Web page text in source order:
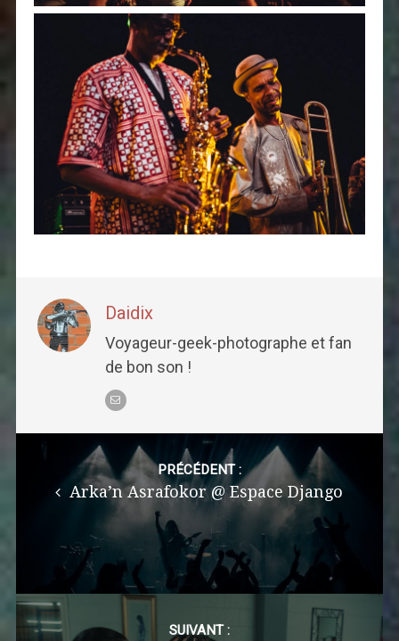
Daidix
Voyageur-geek-photographe et fan
de bon son !
Post
navigation
PRÉCÉDENT :
Arka’n Asrafokor @ Espace Django
SUIVANT :